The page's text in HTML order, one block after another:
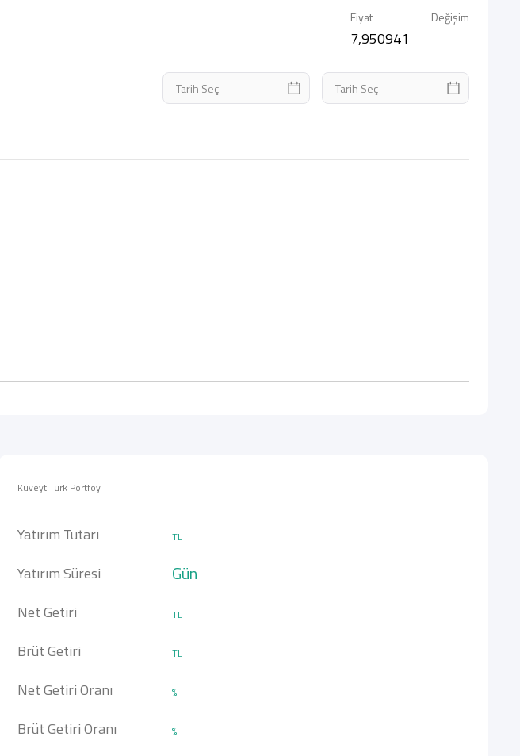
Fiyat
7,950941
Değişim
Kuveyt Türk Portföy
Yatırım Tutarı TL
Yatırım Süresi Gün
Net Getiri TL
Brüt Getiri TL
Net Getiri Oranı %
Brüt Getiri Oranı %